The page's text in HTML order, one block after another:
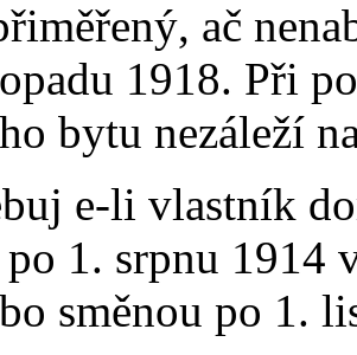
ač
1918. Při
bytu nezáleží
e-li vlastník
po 1. srpnu
směnou po 1.